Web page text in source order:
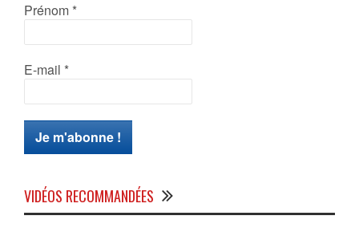
Prénom *
E-mail *
VIDÉOS RECOMMANDÉES